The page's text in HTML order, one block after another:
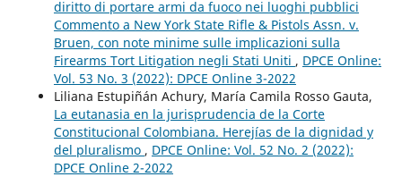
diritto di portare armi da fuoco nei luoghi pubblici
Commento a New York State Rifle & Pistols Assn. v.
Bruen, con note minime sulle implicazioni sulla
Firearms Tort Litigation negli Stati Uniti , DPCE Online:
Vol. 53 No. 3 (2022): DPCE Online 3-2022
Liliana Estupiñán Achury, María Camila Rosso Gauta,
La eutanasia en la jurisprudencia de la Corte
Constitucional Colombiana. Herejías de la dignidad y
del pluralismo , DPCE Online: Vol. 52 No. 2 (2022):
DPCE Online 2-2022